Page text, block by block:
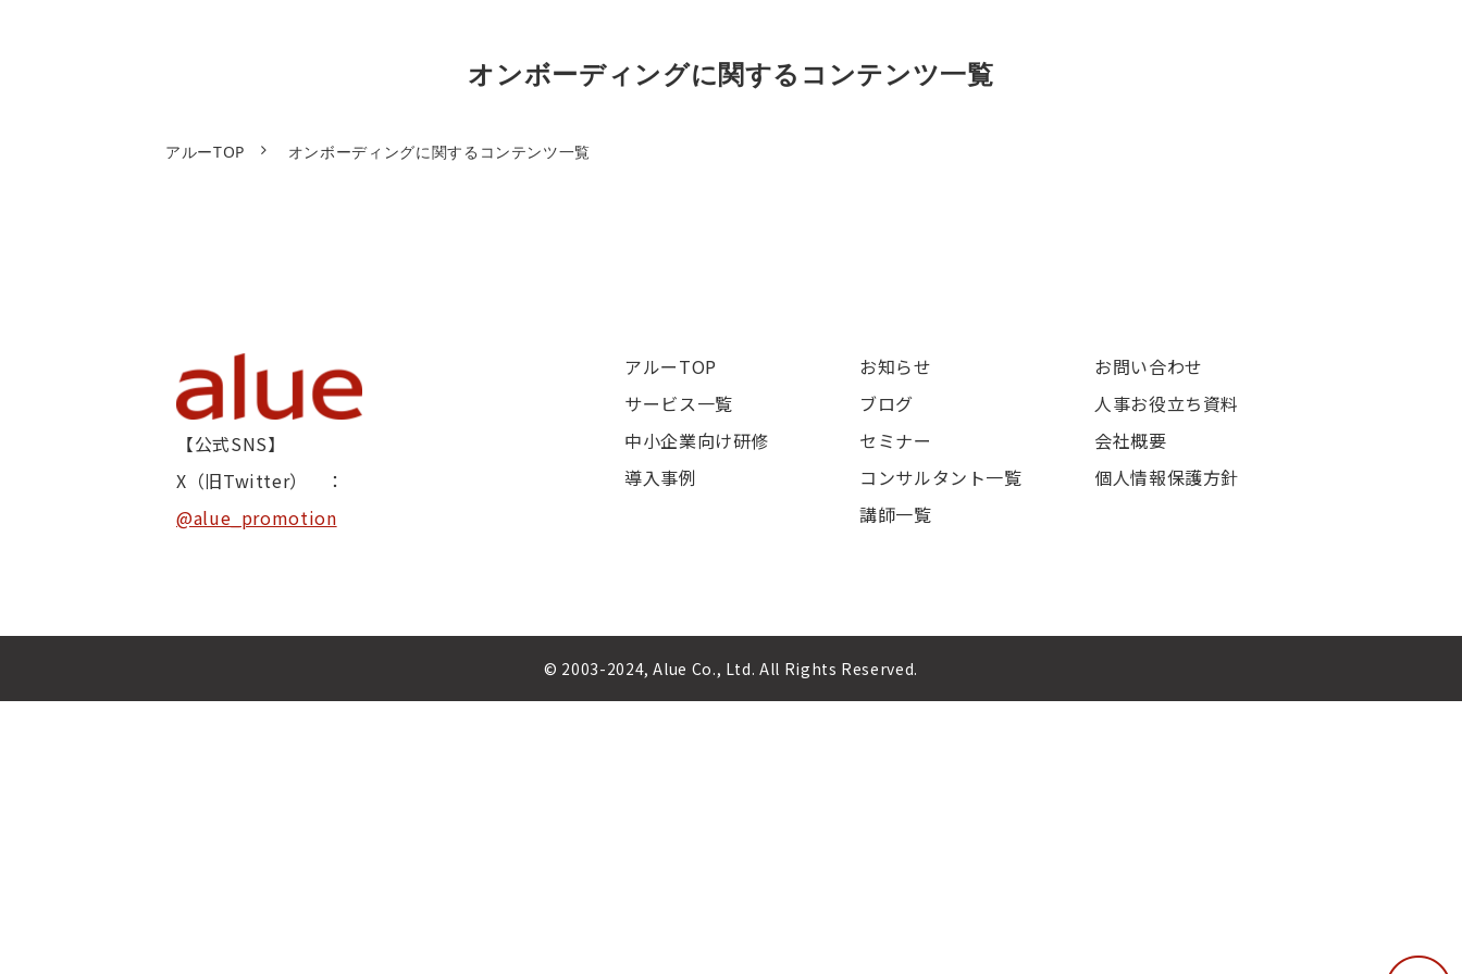
オンボーディングに関するコンテンツ一覧
アルーTOP オンボーディングに関するコンテンツ一覧
【公式SNS】
X（旧Twitter） ：
@alue_promotion
アルーTOP
サービス一覧
中小企業向け研修
導入事例
お知らせ
ブログ
セミナー
コンサルタント一覧
講師一覧
お問い合わせ
人事お役立ち資料
会社概要
個人情報保護方針
© 2003-2024, Alue Co., Ltd. All Rights Reserved.